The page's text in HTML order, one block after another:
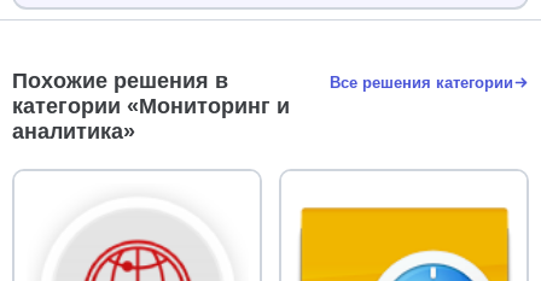
Похожие решения в
категории «Мониторинг и
аналитика»
Все решения категории